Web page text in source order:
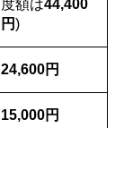
度額は44,400
円)
24,600円
15,000円